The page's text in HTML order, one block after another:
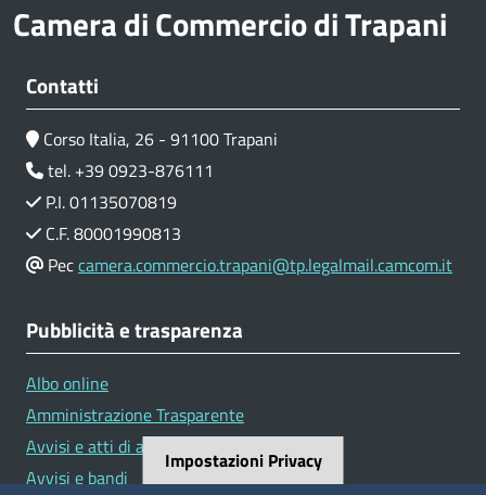
Camera di Commercio di Trapani
Contatti
Corso Italia, 26 - 91100 Trapani
tel. +39 0923-876111
P.I. 01135070819
C.F. 80001990813
Peccamera.commercio.trapani@tp.legalmail.camcom.it
Pubblicità e trasparenza
Albo online
Amministrazione Trasparente
Avvisi e atti di altre Amministrazioni
Avvisi e bandi
Impostazioni Privacy